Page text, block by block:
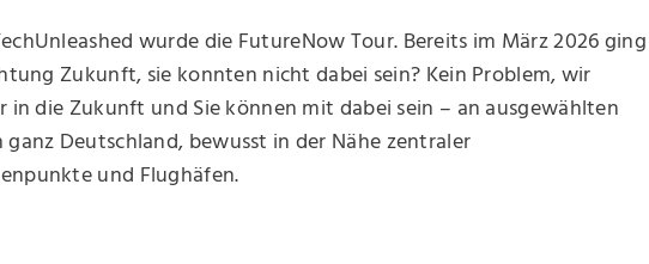
wurde die FutureNow Tour. Bereits im März 2026 ging
Zukunft, sie konnten nicht dabei sein? Kein Problem, wir
in die Zukunft und Sie können mit dabei sein – an ausgewählten
ganz Deutschland, bewusst in der Nähe zentraler
und Flughäfen.